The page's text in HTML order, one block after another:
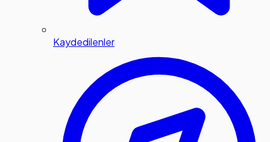
Kaydedilenler